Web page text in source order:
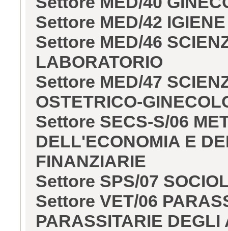
Settore MED/42
Settore MED/46
LABORATORIO
Settore MED/47
OSTETRICO-
Settore SECS-S/06
DELL'ECONOMIA E
FINANZIARIE
Settore SPS/07
Settore VET/06
PARASSITARIE DEGLI